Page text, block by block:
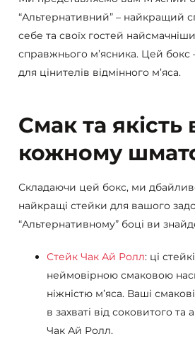
“Альтернативний” – найкращий
себе та своїх гостей
справжнього м’ясника. Цей бокс
для цінителів відмінного м’яса.
Смак та якість
кожному
Складаючи цей бокс, ми
найкращі стейки для вашого
“Альтернативному” боці ви
Стейк Чак Ай Ролл: ці
неймовірною смаковою
ніжністю м’яса. Ваші
в захваті від соковитого та
Чак Ай Ролл.